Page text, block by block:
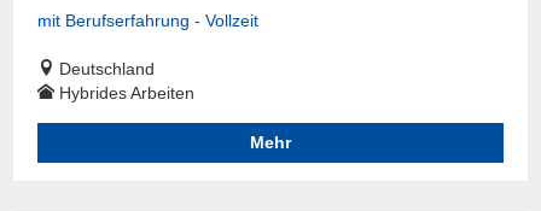
mit Berufserfahrung - Vollzeit
Deutschland
Hybrides Arbeiten
Mehr